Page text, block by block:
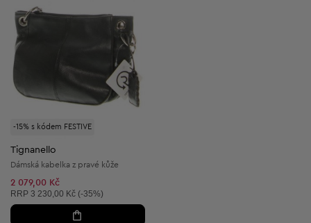
-15% s kódem FESTIVE
Tignanello
Dámská kabelka z pravé kůže
2 079,00 Kč
Doporučená cena:
RRP 3 230,00 Kč (-35%)